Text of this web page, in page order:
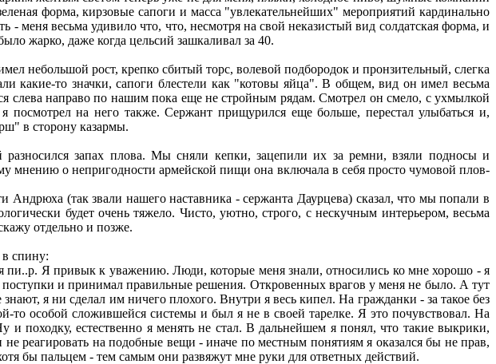
форма, кирзовые сапоги и масса "увлекательнейших" мероприятий кардинально
меня весьма удивило что, что, несмотря на свой неказистый вид солдатская форма, и
жарко, даже когда цельсий зашкаливал за 40.
небольшой рост, крепко сбитый торс, волевой подбородок и пронзительный, слегка
какие-то значки, сапоги блестели как "котовы яйца". В общем, вид он имел весьма
направо по нашим пока еще не стройным рядам. Смотрел он смело, с ухмылкой
посмотрел на него также. Сержант прищурился еще больше, перестал улыбаться и,
в сторону казармы.
запах плова. Мы сняли кепки, зацепили их за ремни, взяли подносы и
мнению о непригодности армейской пищи она включала в себя просто чумовой плов-
(так звали нашего наставника - сержанта Даурцева) сказал, что мы попали в
будет очень тяжело. Чисто, уютно, строго, с нескучным интерьером, весьма
отдельно и позже.
спину:
Я привык к уважению. Люди, которые меня знали, относились ко мне хорошо - я
поступки и принимал правильные решения. Откровенных врагов у меня не было. А тут
я ни сделал им ничего плохого. Внутри я весь кипел. На гражданки - за такое без
особой сложившейся системы и был я не в своей тарелке. Я это почувствовал. На
и походку, естественно я менять не стал. В дальнейшем я понял, что такие выкрики,
реагировать на подобные вещи - иначе по местным понятиям я оказался бы не прав,
бы пальцем - тем самым они развяжут мне руки для ответных действий.